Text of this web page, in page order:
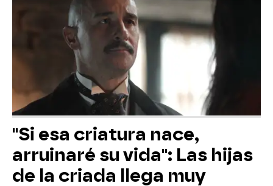
"Si esa criatura nace,
arruinaré su vida": Las hijas
de la criada llega muy